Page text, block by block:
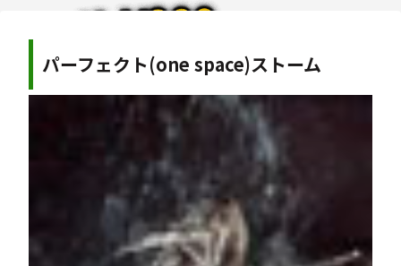
パーフェクト(one space)ストーム